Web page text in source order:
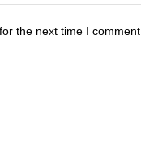
the next time I comment.